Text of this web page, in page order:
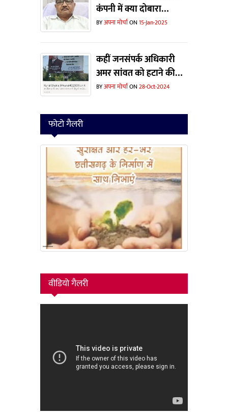
कंपनी में क्या दोबारा
ताजपोशी हो पाएंगी संजीव
BYअपना मोर्चाON15-Jan-2025
कहीं जनसंपर्क अधिकारी
अमर सांवत को हटाने की
वजह यह विज्ञापन तो नहीं ?
BYअपना मोर्चाON28-Oct-2024
फोटो गैलरी
वीडियो गैलरी